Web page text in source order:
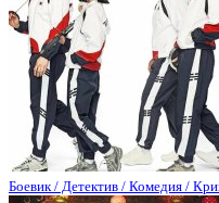
Боевик / Детектив / Комедия /